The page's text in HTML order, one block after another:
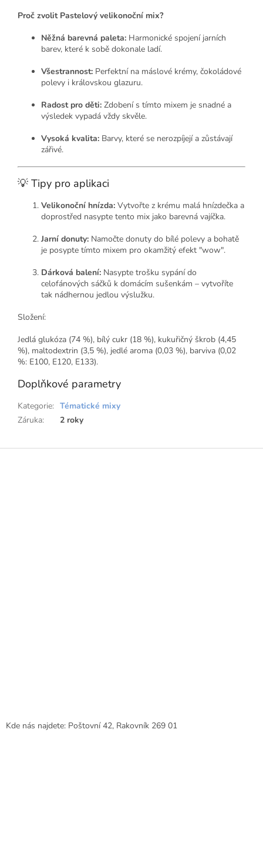
Proč zvolit Pastelový velikonoční mix?
Něžná barevná paleta: Harmonické spojení jarních
barev, které k sobě dokonale ladí.
Všestrannost: Perfektní na máslové krémy, čokoládové
polevy i královskou glazuru.
Radost pro děti: Zdobení s tímto mixem je snadné a
výsledek vypadá vždy skvěle.
Vysoká kvalita: Barvy, které se nerozpíjejí a zůstávají
zářivé.
💡 Tipy pro aplikaci
Velikonoční hnízda: Vytvořte z krému malá hnízdečka a
doprostřed nasypte tento mix jako barevná vajíčka.
Jarní donuty: Namočte donuty do bílé polevy a bohatě
je posypte tímto mixem pro okamžitý efekt "wow".
Dárková balení: Nasypte trošku sypání do
celofánových sáčků k domácím sušenkám – vytvoříte
tak nádhernou jedlou výslužku.
Složení:
Jedlá glukóza (74 %), bílý cukr (18 %), kukuřičný škrob (4,45
%), maltodextrin (3,5 %), jedlé aroma (0,03 %), barviva (0,02
%: E100, E120, E133).
Doplňkové parametry
Kategorie: Tématické mixy
Záruka: 2 roky
Z
Kde nás najdete: Poštovní 42, Rakovník 269 01